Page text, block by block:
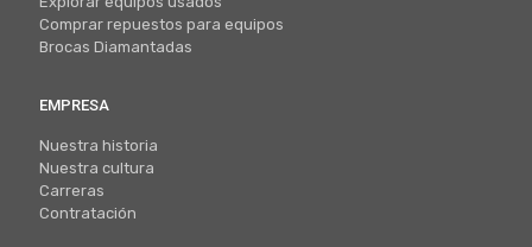
Comprar repuestos para equipos
Brocas Diamantadas
EMPRESA
Nuestra historia
Nuestra cultura
Carreras
Contratación